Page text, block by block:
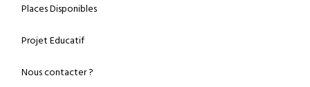
Places Disponibles
Projet Educatif
Nous contacter ?